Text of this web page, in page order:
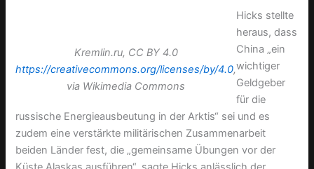
Kremlin.ru, CC BY 4.0
https://creativecommons.org/licenses/by/4.0,
via Wikimedia Commons
Hicks stellte
heraus, dass
China „ein
wichtiger
Geldgeber
für die
russische Energieausbeutung in der Arktis“ sei und es
zudem eine verstärkte militärischen Zusammenarbeit
beiden Länder fest, die „gemeinsame Übungen vor der